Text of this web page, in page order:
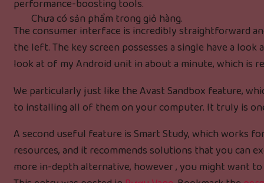
Chưa có sản phẩm trong giỏ hàng.
performance-boosting tools.
The consumer interface is incredibly straightforward
the left. The key screen possesses a single have a
look at of my Android unit in about a minute, which is
We particularly just like the Avast Sandbox feature,
to installing all of them on your computer. It truly is
A second useful feature is Smart Study, which works
resources, and it recommends solutions that you can
more in-depth alternative, however , you might want